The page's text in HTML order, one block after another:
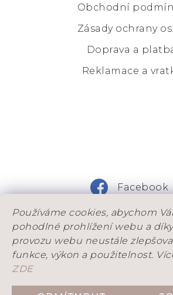
Používáme cookies, abychom
pohodlné prohlížení webu a
provozu webu neustále
funkce, výkon a použitelnost.
ZDE
Obchodní
Zásady ochrany
Doprava a
Reklamace a
Facebook
Instagram